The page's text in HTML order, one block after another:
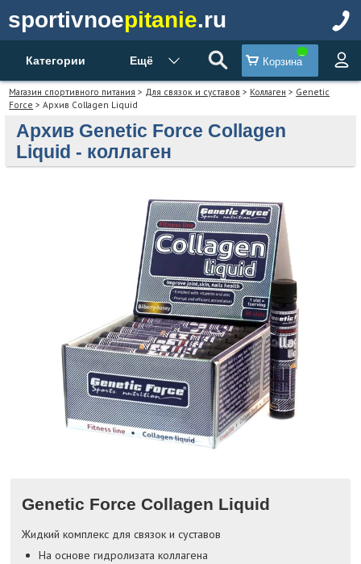
sportivnoepitanie.ru
Категории Ещё Корзина
Магазин спортивного питания > Для связок и суставов > Коллаген > Genetic
Force > Архив Collagen Liquid
Архив Genetic Force Collagen
Liquid - коллаген
Genetic Force Collagen Liquid
Жидкий комплекс для связок и суставов
На основе гидролизата коллагена